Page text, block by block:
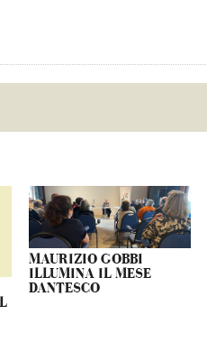
MAURIZIO GOBBI
ILLUMINA IL MESE
DANTESCO